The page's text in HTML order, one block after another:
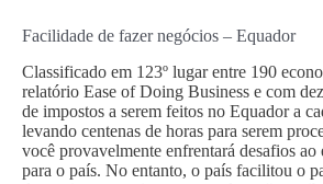
Facilidade de fazer negócios – Equador
Classificado em 123º lugar entre 190
relatório Ease of Doing Business e com
de impostos a serem feitos no Equador a
levando centenas de horas para serem
você provavelmente enfrentará desafios ao
para o país. No entanto, o país facilitou o